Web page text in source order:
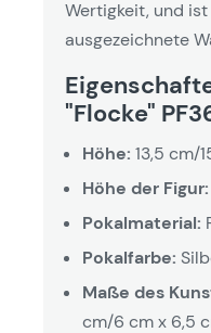
Wertigkeit, und
ausgezeichnete
"Flocke"
Höhe: 13,5 cm/
Höhe der Figur:
Pokalmaterial:
Pokalfarbe:
Maße des
cm/6 cm x 6,5